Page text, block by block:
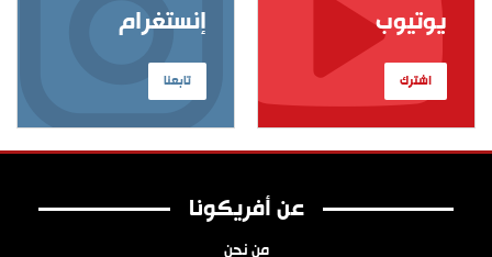
إنستغرام
تابعنا
يوتيوب
اشترك
عن أفريكونا
من نحن